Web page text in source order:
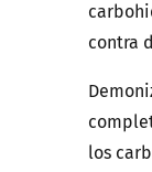
contra
los